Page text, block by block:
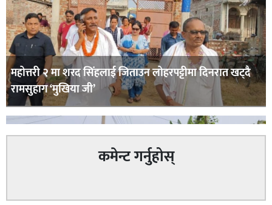
महोत्तरी २ मा शरद सिंहलाई जिताउन लोहरपट्टीमा दिनरात खट्दै
रामसुहाग ‘मुखिया जी’
कमेन्ट गर्नुहोस्